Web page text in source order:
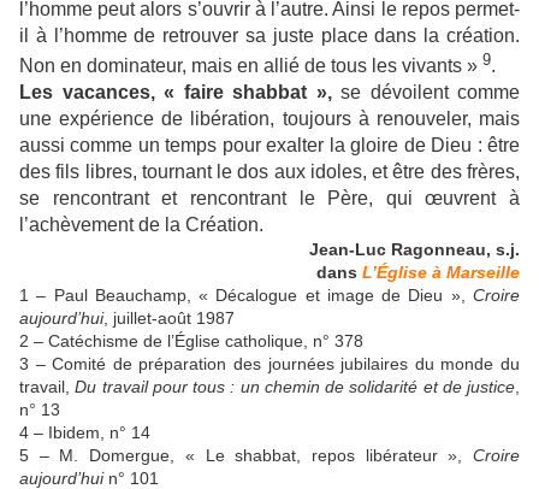
l’homme peut alors s’ouvrir à l’autre. Ainsi le repos permet-
il à l’homme de retrouver sa juste place dans la création.
Non en dominateur, mais en allié de tous les vivants » 9.
Les vacances, « faire shabbat », se dévoilent comme
une expérience de libération, toujours à renouveler, mais
aussi comme un temps pour exalter la gloire de Dieu : être
des fils libres, tournant le dos aux idoles, et être des frères,
se rencontrant et rencontrant le Père, qui œuvrent à
l’achèvement de la Création.
Jean-Luc Ragonneau, s.j.
dans L’Église à Marseille
1 – Paul Beauchamp, « Décalogue et image de Dieu », Croire
aujourd’hui, juillet-août 1987
2 – Catéchisme de l’Église catholique, n° 378
3 – Comité de préparation des journées jubilaires du monde du
travail,Du travail pour tous : un chemin de solidarité et de justice
n° 13
4 – Ibidem, n° 14
5 – M. Domergue, « Le shabbat, repos libérateur », Croire
aujourd’huin° 101